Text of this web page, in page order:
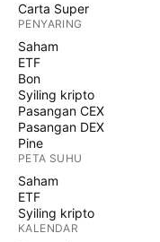
Carta Super
PENYARING
Saham
ETF
Bon
Syiling kripto
Pasangan CEX
Pasangan DEX
Pine
PETA SUHU
Saham
ETF
Syiling kripto
KALENDAR